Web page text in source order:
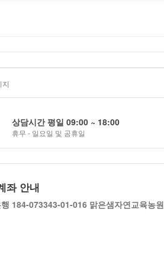
상담시간 평일 09:00 ~ 18:00
휴무 - 일요일 및 공휴일
좌 안내
184-073343-01-016 맑은샘자연교육농원